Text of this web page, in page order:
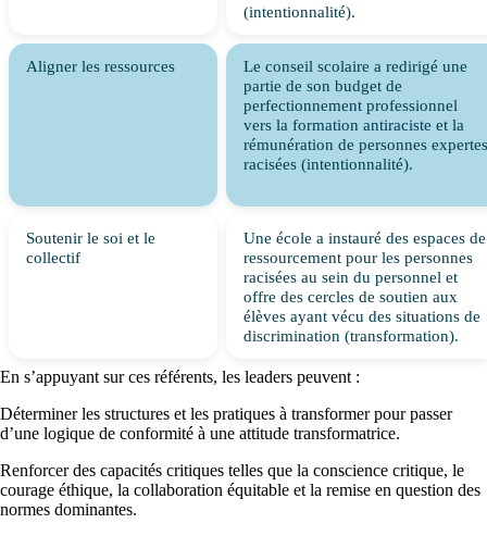
(intentionnalité).
Aligner les ressources
Le conseil scolaire a redirigé une
partie de son budget de
perfectionnement professionnel
vers la formation antiraciste et la
rémunération de personnes expertes
racisées (intentionnalité).
Soutenir le soi et le
collectif
Une école a instauré des espaces de
ressourcement pour les personnes
racisées au sein du personnel et
offre des cercles de soutien aux
élèves ayant vécu des situations de
discrimination (transformation).
En s’appuyant sur ces référents, les leaders peuvent :
Déterminer les structures et les pratiques à transformer pour passer
d’une logique de conformité à une attitude transformatrice.
Renforcer des capacités critiques telles que la conscience critique, le
courage éthique, la collaboration équitable et la remise en question des
normes dominantes.